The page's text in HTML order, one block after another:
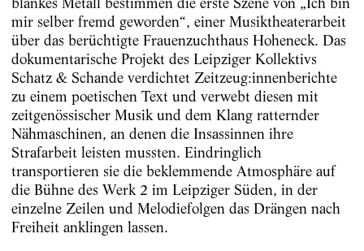
mir selber fremd geworden“, einer Musiktheaterarbeit
über das berüchtigte Frauenzuchthaus Hoheneck. Das
dokumentarische Projekt des Leipziger Kollektivs
Schatz & Schande verdichtet Zeitzeug:innenberichte
zu einem poetischen Text und verwebt diesen mit
zeitgenössischer Musik und dem Klang ratternder
Nähmaschinen, an denen die Insassinnen ihre
Strafarbeit leisten mussten. Eindringlich
transportieren sie die beklemmende Atmosphäre auf
die Bühne des Werk 2 im Leipziger Süden, in der
einzelne Zeilen und Melodiefolgen das Drängen nach
Freiheit anklingen lassen.